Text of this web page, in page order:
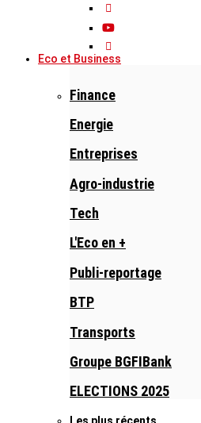
Eco et Business
Finance
Energie
Entreprises
Agro-industrie
Tech
L'Eco en +
Publi-reportage
BTP
Transports
Groupe BGFIBank
ELECTIONS 2025